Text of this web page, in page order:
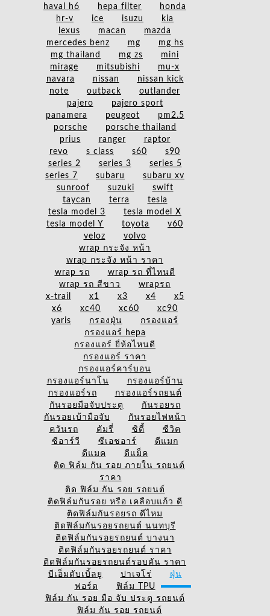
haval h6
hepa filter
honda
hr-v
ice isuzu
kia
lexus
macan
mazda
mercedes benz
mg
mg hs
mg thailand
mg zs
mini
mirage
mitsubishi
mu-x
navara
nissan
nissan kick
note
outback
outlander
pajero
pajero sport
panamera
peugeot
pm2.5
porsche
porsche thailand
prius
ranger
raptor
revo
s class s60
s90
series 2
series 3
series 5
series 7
subaru
subaru xv
sunroof
suzuki
swift
taycan
terra
tesla
tesla model 3
tesla model X
tesla model Y
toyota
v60
veloz
volvo
wrap กระจัง หน้า
wrap กระจัง หน้า ราคา
wrap รถ
wrap รถ ที่ไหนดี
wrap รถ สีขาว
wrapรถ
x-trail
x1 x3 x4
x5
x6
xc40 xc60
xc90
yaris
กรองฝุ่น
กรองแอร์
กรองแอร์ hepa
กรองแอร์ ยี่ห้อไหนดี
กรองแอร์ ราคา
กรองแอร์คาร์บอน
กรองแอร์นาโน
กรองแอร์บ้าน
กรองแอร์รถ
กรองแอร์รถยนต์
กันรอยมือจับประตู
กันรอยรถ
กันรอยเบ้ามือจับ
กันรอยไฟหน้า
ควันรถ
คัมรี่ ซิตี้
ซีวิค
ซีอาร์วี
ซีเอชอาร์
ดีแมก
ดีแมค
ดีแม็ค
ติด ฟิล์ม กัน รอย ภายใน รถยนต์
ราคา
ติด ฟิล์ม กัน รอย รถยนต์
ติดฟิล์มกันรอย หรือ เคลือบแก้ว ดี
ติดฟิล์มกันรอยรถ ดีไหม
ติดฟิล์มกันรอยรถยนต์ นนทบุรี
ติดฟิล์มกันรอยรถยนต์ บางนา
ติดฟิล์มกันรอยรถยนต์ ราคา
ติดฟิล์มกันรอยรถยนต์รอบคัน ราคา
บีเอ็มดับเบิ้ลยู
ปาเจโร่
ฝุ่น
ฟอร์ด
ฟิล์ม TPU
ฟิล์ม กัน รอย มือ จับ ประตู รถยนต์
ฟิล์ม กัน รอย รถยนต์